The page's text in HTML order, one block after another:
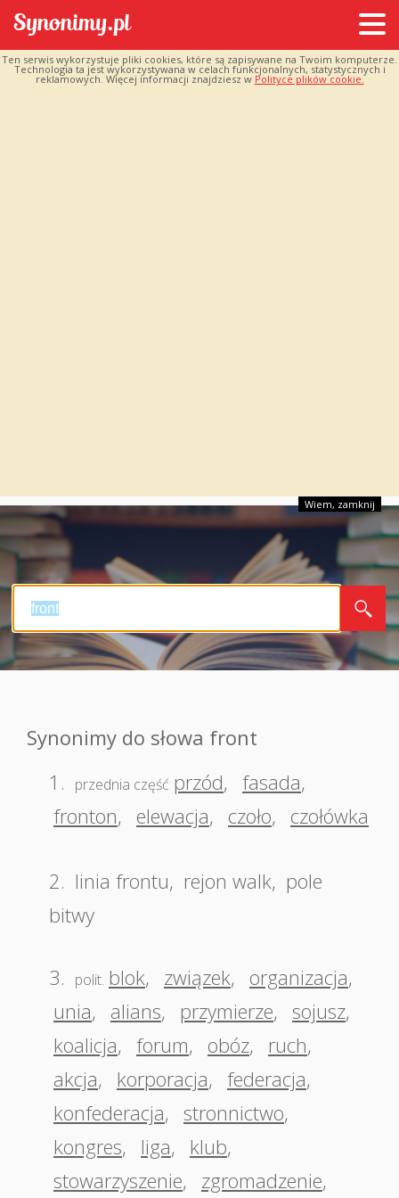
Ten serwis wykorzystuje pliki cookies, które są zapisywane na Twoim komputerze.
Technologia ta jest wykorzystywana w celach funkcjonalnych, statystycznych i
reklamowych. Więcej informacji znajdziesz w Polityce plików cookie.
Wiem, zamknij
Synonimy do słowa front
1.
przednia część przód, fasada,
fronton, elewacja, czoło, czołówka
2. linia frontu, rejon walk, pole
bitwy
3. polit. blok, związek, organizacja,
unia, alians, przymierze, sojusz,
koalicja, forum, obóz, ruch,
akcja, korporacja, federacja,
konfederacja, stronnictwo,
kongres, liga, klub,
stowarzyszenie, zgromadzenie,